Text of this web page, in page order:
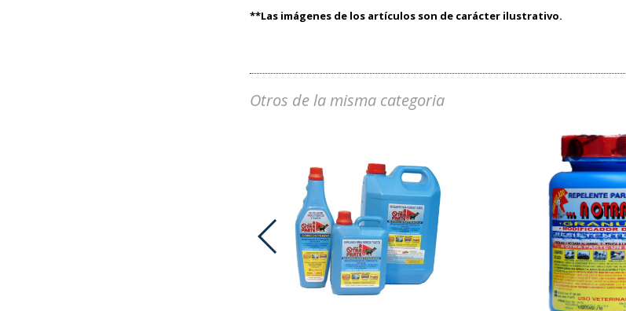
**Las imágenes de los artículos son de carácter ilustrativo.
Otros de la misma categoria